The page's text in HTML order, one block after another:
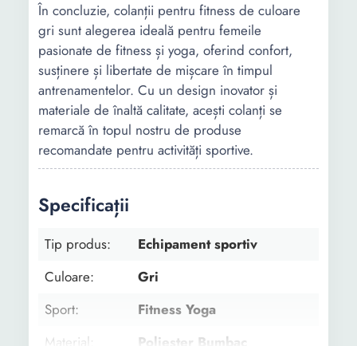
În concluzie, colanții pentru fitness de culoare
gri sunt alegerea ideală pentru femeile
pasionate de fitness și yoga, oferind confort,
susținere și libertate de mișcare în timpul
antrenamentelor. Cu un design inovator și
materiale de înaltă calitate, acești colanți se
remarcă în topul nostru de produse
recomandate pentru activități sportive.
Specificații
Tip produs:
Echipament sportiv
Culoare:
Gri
Sport:
Fitness Yoga
Material:
Poliester Bumbac